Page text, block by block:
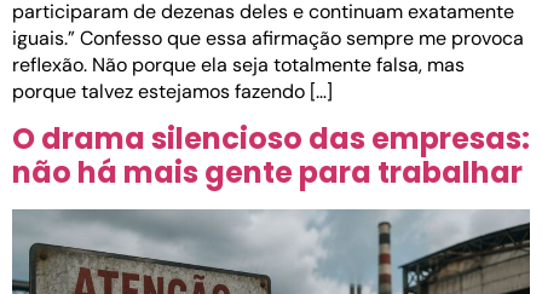
participaram de dezenas deles e continuam exatamente
iguais.” Confesso que essa afirmação sempre me provoca
reflexão. Não porque ela seja totalmente falsa, mas
porque talvez estejamos fazendo […]
O drama silencioso das empresas:
não há mais gente para trabalhar